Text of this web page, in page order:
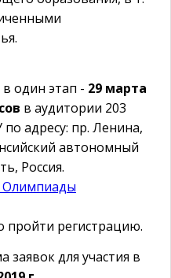
один этап - 29 марта
в аудитории 203
по адресу: пр. Ленина,
автономный
Россия.
Олимпиады
пройти регистрацию.
заявок для участия в